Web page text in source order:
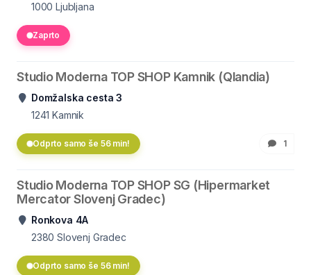
1000 Ljubljana
Zaprto
Studio Moderna TOP SHOP Kamnik (Qlandia)
Domžalska cesta 3
1241 Kamnik
Odprto samo še 56 min! 1
Studio Moderna TOP SHOP SG (Hipermarket
Mercator Slovenj Gradec)
Ronkova 4A
2380 Slovenj Gradec
Odprto samo še 56 min!